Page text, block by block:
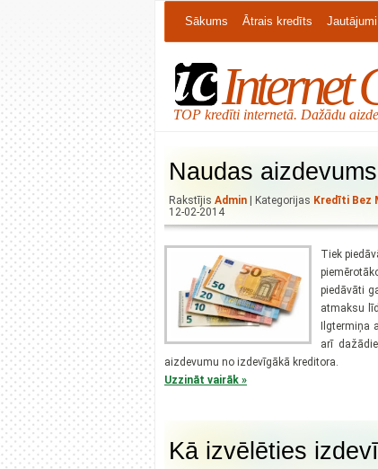
Sākums Ātrais kredīts Jautājumi
Internet
TOP kredīti internetā. Dažādu
Naudas aizdevums
Rakstījis Admin | Kategorijas Kredīti Bez
12-02-2014
Tiek
piedāvāti
atmaksu
arī
aizdevumu no izdevīgākā kreditora.
Uzzināt vairāk »
Kā izvēlēties